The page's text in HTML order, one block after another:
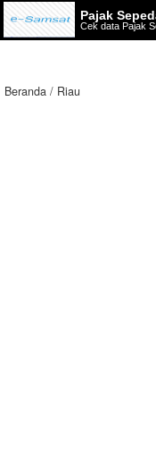
Pajak
Cek data Pajak
Beranda Riau